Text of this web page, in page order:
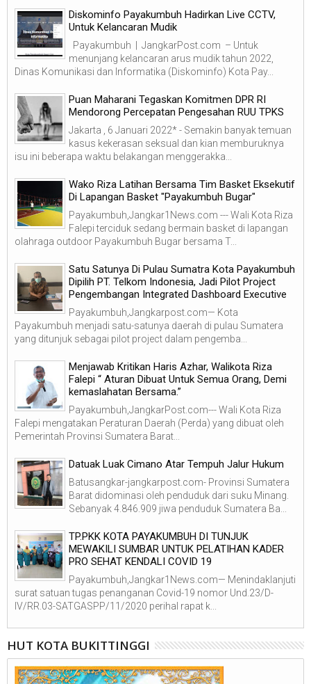
Diskominfo Payakumbuh Hadirkan Live CCTV,
Untuk Kelancaran Mudik
Payakumbuh | JangkarPost.com – Untuk
menunjang kelancaran arus mudik tahun 2022,
Dinas Komunikasi dan Informatika (Diskominfo) Kota Pay...
Puan Maharani Tegaskan Komitmen DPR RI
Mendorong Percepatan Pengesahan RUU TPKS
Jakarta , 6 Januari 2022* - Semakin banyak temuan
kasus kekerasan seksual dan kian memburuknya
isu ini beberapa waktu belakangan menggerakka...
Wako Riza Latihan Bersama Tim Basket Eksekutif
Di Lapangan Basket "Payakumbuh Bugar"
Payakumbuh,Jangkar1News.com --- Wali Kota Riza
Falepi terciduk sedang bermain basket di lapangan
olahraga outdoor Payakumbuh Bugar bersama T...
Satu Satunya Di Pulau Sumatra Kota Payakumbuh
Dipilih PT. Telkom Indonesia, Jadi Pilot Project
Pengembangan Integrated Dashboard Executive
Payakumbuh,Jangkarpost.com— Kota
Payakumbuh menjadi satu-satunya daerah di pulau Sumatera
yang ditunjuk sebagai pilot project dalam pengemba...
Menjawab Kritikan Haris Azhar, Walikota Riza
Falepi “ Aturan Dibuat Untuk Semua Orang, Demi
kemaslahatan Bersama.”
Payakumbuh,JangkarPost.com--- Wali Kota Riza
Falepi mengatakan Peraturan Daerah (Perda) yang dibuat oleh
Pemerintah Provinsi Sumatera Barat...
Datuak Luak Cimano Atar Tempuh Jalur Hukum
Batusangkar-jangkarpost.com- Provinsi Sumatera
Barat didominasi oleh penduduk dari suku Minang.
Sebanyak 4.846.909 jiwa penduduk Sumatera Ba...
TP.PKK KOTA PAYAKUMBUH DI TUNJUK
MEWAKILI SUMBAR UNTUK PELATIHAN KADER
PRO SEHAT KENDALI COVID 19
Payakumbuh,Jangkar1News.com— Menindaklanjuti
surat satuan tugas penanganan Covid-19 nomor Und.23/D-
IV/RR.03-SATGASPP/11/2020 perihal rapat k...
HUT KOTA BUKITTINGGI